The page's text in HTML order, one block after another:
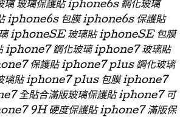
玻璃保護貼 iphone6s 鋼化玻璃
iphone6s 包膜 iphone6s 保護貼
iphoneSE 玻璃貼 iphoneSE 包膜
iphone7 鋼化玻璃 iphone7 玻璃貼
保護貼 iphone7 plus 鋼化玻璃
貼 iphone7 plus 包膜 iphone7
全貼合滿版玻璃保護貼 iphone7 可
9H 硬度保護貼 iphone7 滿版保